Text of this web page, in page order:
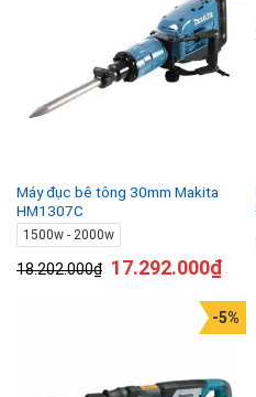
Máy đục bê tông 30mm Makita
HM1307C
1500w - 2000w
18.202.000₫ 17.292.000₫
-5%